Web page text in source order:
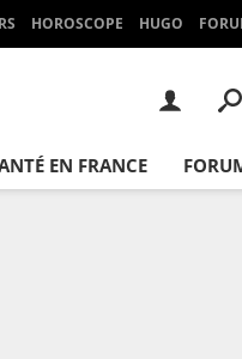
HOROSCOPE HUGO
EN FRANCE